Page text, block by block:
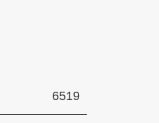
6519